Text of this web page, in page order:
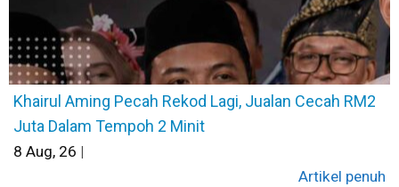
Khairul Aming Pecah Rekod Lagi, Jualan Cecah RM2
Juta Dalam Tempoh 2 Minit
8 Aug, 26 |
Artikel penuh